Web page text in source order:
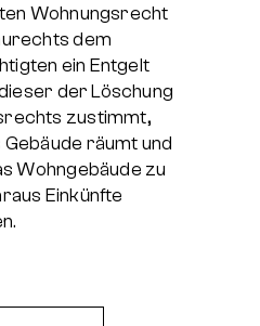
Wohnungsrecht
dem
ein Entgelt
der Löschung
zustimmt,
räumt und
Wohngebäude zu
Einkünfte